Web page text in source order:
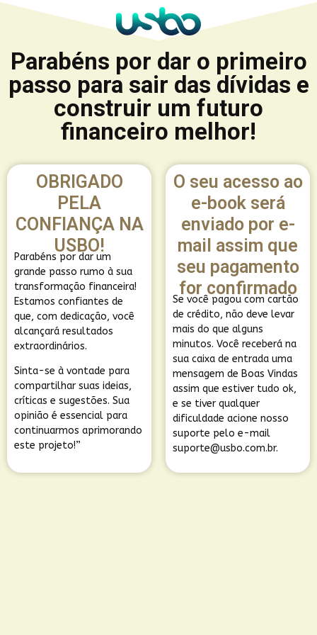
Parabéns por dar o primeiro
passo para sair das dívidas e
construir um futuro
financeiro melhor!
OBRIGADO
PELA
CONFIANÇA NA
USBO!
Parabéns por dar um
grande passo rumo à sua
transformação financeira!
Estamos confiantes de
que, com dedicação, você
alcançará resultados
extraordinários.
Sinta-se à vontade para
compartilhar suas ideias,
críticas e sugestões. Sua
opinião é essencial para
continuarmos aprimorando
este projeto!”
O seu acesso ao
e-book será
enviado por e-
mail assim que
seu pagamento
for confirmado
Se você pagou com cartão
de crédito, não deve levar
mais do que alguns
minutos. Você receberá na
sua caixa de entrada uma
mensagem de Boas Vindas
assim que estiver tudo ok,
e se tiver qualquer
dificuldade acione nosso
suporte pelo e-mail
suporte@usbo.com.br.